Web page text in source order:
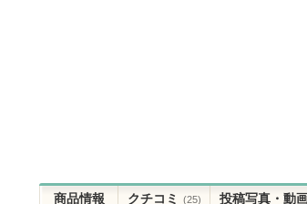
商品情報 クチコミ (25) 投稿写真・動